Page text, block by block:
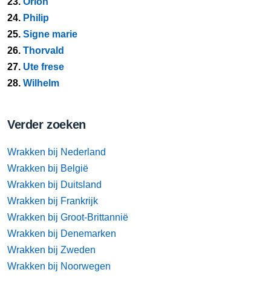
24. Philip
25. Signe marie
26. Thorvald
27. Ute frese
28. Wilhelm
Verder zoeken
Wrakken bij Nederland
Wrakken bij België
Wrakken bij Duitsland
Wrakken bij Frankrijk
Wrakken bij Groot-Brittannië
Wrakken bij Denemarken
Wrakken bij Zweden
Wrakken bij Noorwegen